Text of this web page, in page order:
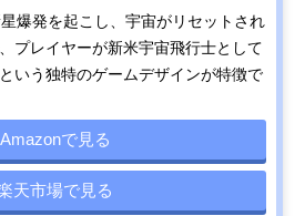
爆発を起こし、宇宙がリセットされ
プレイヤーが新米宇宙飛行士として
いう独特のゲームデザインが特徴で
Amazonで見る
天市場で見る